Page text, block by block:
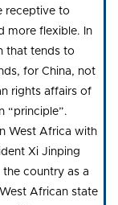
receptive to
more flexible. In
that tends to
for China, not
rights affairs of
“principle”.
West Africa with
Xi Jinping
the country as a
African state